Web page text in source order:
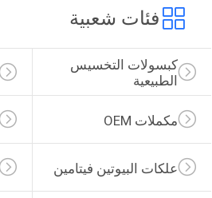
فئات شعبية
كبسولات التخسيس
الطبيعية
مكملات OEM
علكات البيوتين فيتامين